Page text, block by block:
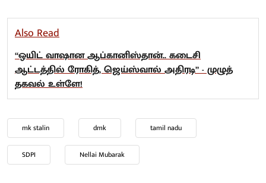
Also Read
“ஒயிட் வாஷான ஆப்கானிஸ்தான்.. கடைசி
ஆட்டத்தில் ரோகித், ஜெய்ஸ்வால் அதிரடி” - முழுத்
தகவல் உள்ளே!
mk stalin dmk tamil nadu
SDPI Nellai Mubarak